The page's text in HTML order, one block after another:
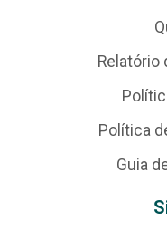
Relatório
Política
Guia